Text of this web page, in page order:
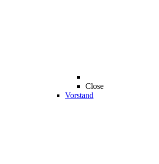
Close
Vorstand